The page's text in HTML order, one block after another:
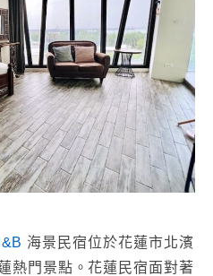
海景民宿位於花蓮市北濱
熱門景點。花蓮民宿面對著